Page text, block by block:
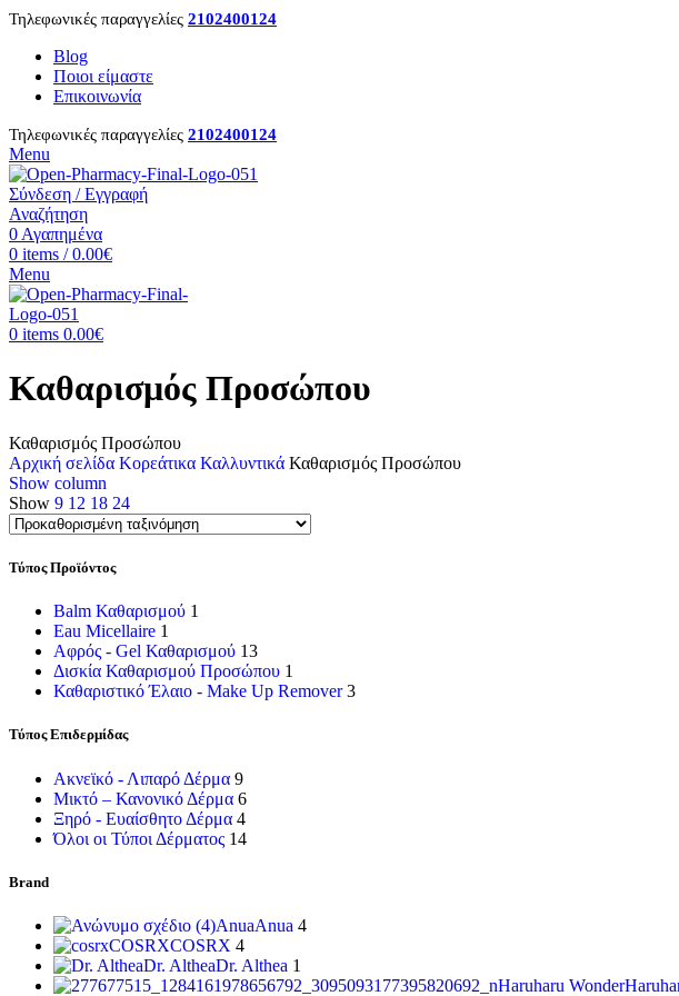
Τηλεφωνικές παραγγελίες 2102400124
Blog
Ποιοι είμαστε
Επικοινωνία
Τηλεφωνικές παραγγελίες 2102400124
Menu
Σύνδεση / Εγγραφή
Αναζήτηση
0 Αγαπημένα
0 items / 0.00€
Menu
0 items 0.00€
Καθαρισμός Προσώπου
Καθαρισμός Προσώπου
Αρχική σελίδα Κορεάτικα Καλλυντικά Καθαρισμός Προσώπου
Show column
Show 9 12 18 24
Τύπος Προϊόντος
Balm Καθαρισμού 1
Eau Micellaire 1
Αφρός - Gel Καθαρισμού 13
Δισκία Καθαρισμού Προσώπου 1
Καθαριστικό Έλαιο - Make Up Remover 3
Τύπος Επιδερμίδας
Ακνεϊκό - Λιπαρό Δέρμα 9
Μικτό – Κανονικό Δέρμα 6
Ξηρό - Ευαίσθητο Δέρμα 4
Όλοι οι Τύποι Δέρματος 14
Brand
AnuaAnua 4
COSRXCOSRX 4
Dr. AltheaDr. Althea 1
Haruharu Wonder